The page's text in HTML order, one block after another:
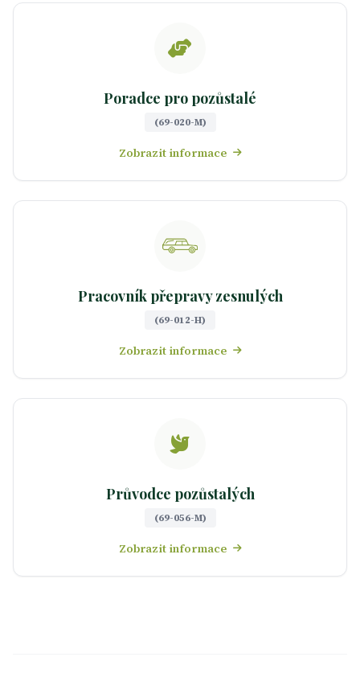
Poradce pro pozůstalé
(69-020-M)
Zobrazit informace
Pracovník přepravy zesnulých
(69-012-H)
Zobrazit informace
Průvodce pozůstalých
(69-056-M)
Zobrazit informace